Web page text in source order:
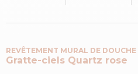
REVÊTEMENT MURAL DE DOUCHE
Gratte-ciels Quartz rose